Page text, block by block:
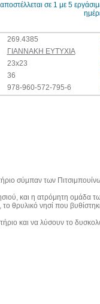
σε 1 με 5
269.4385
ΓΙΑΝΝΑΚΗ ΕΥΤΥΧΙΑ
23x23
36
978-960-572-795-6
σύμπαν των
και η ατρόμητη ομάδα
νησί που
και να λύσουν το